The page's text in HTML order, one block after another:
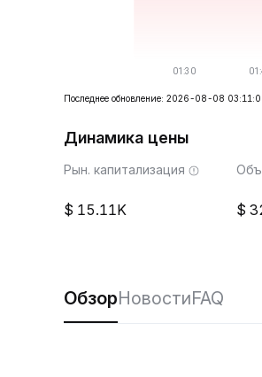
Последнее обновление: 2026-08-08
Динамика цены
Рын. капитализация
15.11K
ОбзорНовостиFAQ